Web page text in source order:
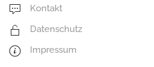
Kontakt
Datenschutz
Impressum